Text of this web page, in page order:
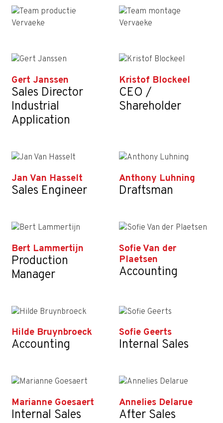
Gert Janssen
Sales Director
Industrial
Application
Kristof Blockeel
CEO /
Shareholder
Jan Van Hasselt
Sales Engineer
Anthony Luhning
Draftsman
Bert Lammertijn
Production
Manager
Sofie Van der
Plaetsen
Accounting
Hilde Bruynbroeck
Accounting
Sofie Geerts
Internal Sales
Marianne Goesaert
Internal Sales
Annelies Delarue
After Sales